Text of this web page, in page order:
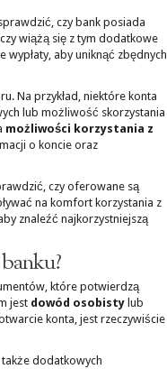
czy bank posiada
wiążą się z tym dodatkowe
aby uniknąć zbędnych
Na przykład, niektóre konta
lub możliwość skorzystania
możliwości korzystania z
o koncie oraz
czy oferowane są
na komfort korzystania z
znaleźć najkorzystniejszą
które potwierdzą
jest dowód osobisty lub
konta, jest rzeczywiście
dodatkowych